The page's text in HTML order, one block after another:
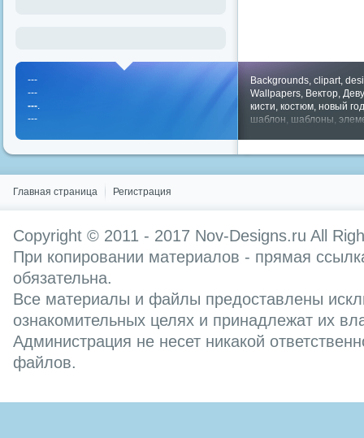
Backgrounds, clipart,
Wallpapers, Вектор,
кисти, костюм, новый год
шаблон, шаблоны,
---
---
---.
---
Главная страница Регистрация
Copyright © 2011 - 2017 Nov-Designs.ru All
При копировании материалов - прямая
обязательна.
Все материалы и файлы предоставлены
ознакомительных целях и принадлежат их
Администрация не несет никакой
файлов.